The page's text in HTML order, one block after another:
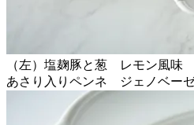
（左）塩麹豚と葱 レモン風味
あさり入りペンネ ジェノベー